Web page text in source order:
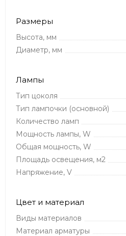
Размеры
Высота, мм
Диаметр, мм
Лампы
Тип цоколя
Тип лампочки (основной)
Количество ламп
Мощность лампы, W
Общая мощность, W
Площадь освещения, м2
Напряжение, V
Цвет и материал
Виды материалов
Материал арматуры